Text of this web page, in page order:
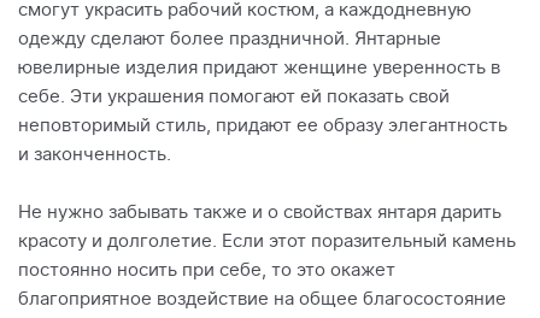
смогут украсить рабочий костюм, а каждодневную
одежду сделают более праздничной. Янтарные
ювелирные изделия придают женщине уверенность в
себе. Эти украшения помогают ей показать свой
неповторимый стиль, придают ее образу элегантность
и законченность.
Не нужно забывать также и о свойствах янтаря дарить
красоту и долголетие. Если этот поразительный камень
постоянно носить при себе, то это окажет
благоприятное воздействие на общее благосостояние